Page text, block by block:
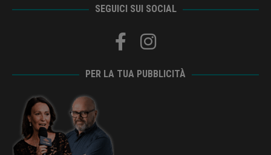
SEGUICI SUI SOCIAL
PER LA TUA PUBBLICITÀ